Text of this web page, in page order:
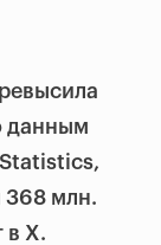
данным
368 млн.
в X.